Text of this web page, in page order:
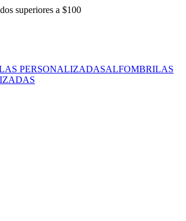
superiores a $100
PERSONALIZADASALFOMBRILAS